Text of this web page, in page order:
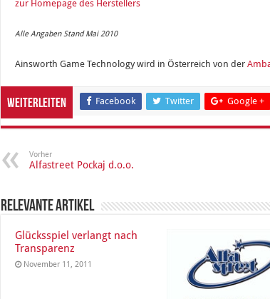
zur Homepage des Herstellers
Alle Angaben Stand Mai 2010
Ainsworth Game Technology wird in Österreich von der
Weiterleiten Facebook Twitter Google +
Vorher
Alfastreet Pockaj d.o.o.
Relevante Artikel
Glücksspiel verlangt nach
Transparenz
November 11, 2011